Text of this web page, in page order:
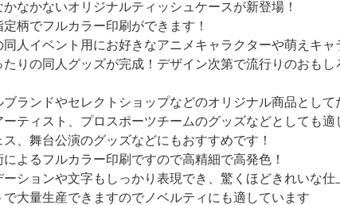
なかないオリジナルティッシュケースが新登場！
柄でフルカラー印刷ができます！
同人イベント用にお好きなアニメキャラクターや萌えキ
りの同人グッズが完成！デザイン次第で流行りのおも
ブランドやセレクトショップなどのオリジナル商品として
ーティスト、プロスポーツチームのグッズなどとしても適
、舞台公演のグッズなどにもおすすめです！
よるフルカラー印刷ですので高精細で高発色！
ーションや文字もしっかり表現でき、驚くほどきれいな仕
で大量生産できますのでノベルティにも適しています